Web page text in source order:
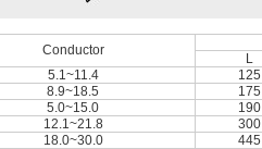
Conductor
L
5.1~11.4 125
8.9~18.5 175
5.0~15.0 190
12.1~21.8 300
18.0~30.0 445